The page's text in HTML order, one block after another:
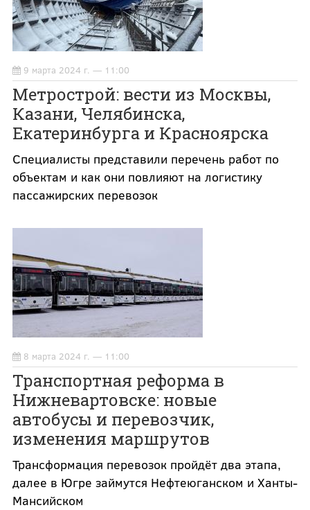
9 марта 2024 г. — 11:00
Метрострой: вести из Москвы,
Казани, Челябинска,
Екатеринбурга и Красноярска
Специалисты представили перечень работ по
объектам и как они повлияют на логистику
пассажирских перевозок
8 марта 2024 г. — 11:00
Транспортная реформа в
Нижневартовске: новые
автобусы и перевозчик,
изменения маршрутов
Трансформация перевозок пройдёт два этапа,
далее в Югре займутся Нефтеюганском и Ханты-
Мансийском